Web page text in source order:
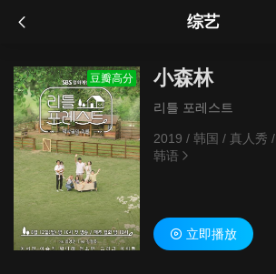
综艺
豆瓣高分 小森林
리틀 포레스트
2019 / 韩国 / 真人秀/
韩语
立即播放